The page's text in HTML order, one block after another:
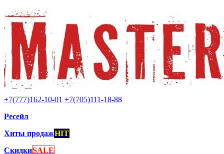
+7(777)162-10-01 +7(705)111-18-88
Ресейл
Хиты продажHIT
СкидкиSALE